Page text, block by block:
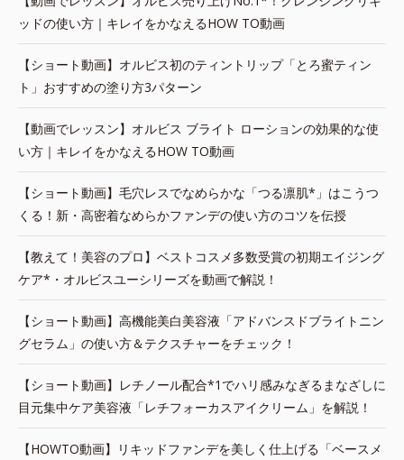
ッドの使い方｜キレイをかなえるHOW TO動画
【ショート動画】オルビス初のティントリップ「とろ蜜ティン
ト」おすすめの塗り方3パターン
【動画でレッスン】オルビス ブライト ローションの効果的な使
い方｜キレイをかなえるHOW TO動画
【ショート動画】毛穴レスでなめらかな「つる凛肌*」はこうつ
くる！新・高密着なめらかファンデの使い方のコツを伝授
【教えて！美容のプロ】ベストコスメ多数受賞の初期エイジング
ケア*・オルビスユーシリーズを動画で解説！
【ショート動画】高機能美白美容液「アドバンスドブライトニン
グセラム」の使い方＆テクスチャーをチェック！
【ショート動画】レチノール配合*1でハリ感みなぎるまなざしに
目元集中ケア美容液「レチフォーカスアイクリーム」を解説！
【HOWTO動画】リキッドファンデを美しく仕上げる「ベースメ